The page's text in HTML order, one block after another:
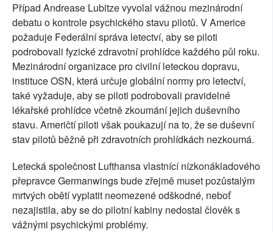
Případ Andrease Lubitze vyvolal vážnou mezinárodní
debatu o kontrole psychického stavu pilotů. V Americe
požaduje Federální správa letectví, aby se piloti
podrobovali fyzické zdravotní prohlídce každého půl roku.
Mezinárodní organizace pro civilní leteckou dopravu,
instituce OSN, která určuje globální normy pro letectví,
také vyžaduje, aby se piloti podrobovali pravidelné
lékařské prohlídce včetně zkoumání jejich duševního
stavu. Američtí piloti však poukazují na to, že se duševní
stav pilotů běžně při zdravotních prohlídkách nezkoumá.
Letecká společnost Lufthansa vlastnící nízkonákladového
přepravce Germanwings bude zřejmě muset pozůstalým
mrtvých obětí vyplatit neomezené odškodné, neboť
nezajistila, aby se do pilotní kabiny nedostal člověk s
vážnými psychickými problémy.